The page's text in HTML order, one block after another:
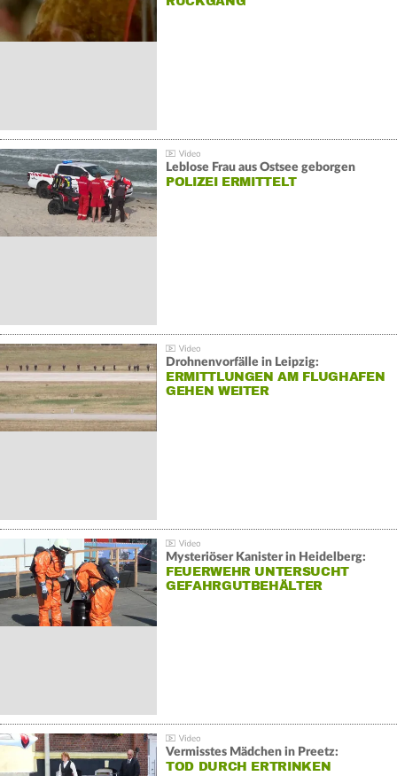
Leblose Frau aus Ostsee geborgen
POLIZEI ERMITTELT
Drohnenvorfälle in Leipzig:
ERMITTLUNGEN AM FLUGHAFEN
GEHEN WEITER
Mysteriöser Kanister in Heidelberg:
FEUERWEHR UNTERSUCHT
GEFAHRGUTBEHÄLTER
Vermisstes Mädchen in Preetz:
TOD DURCH ERTRINKEN